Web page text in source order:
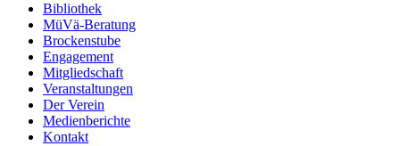
Bibliothek
MüVä-Beratung
Brockenstube
Engagement
Mitgliedschaft
Veranstaltungen
Der Verein
Medienberichte
Kontakt